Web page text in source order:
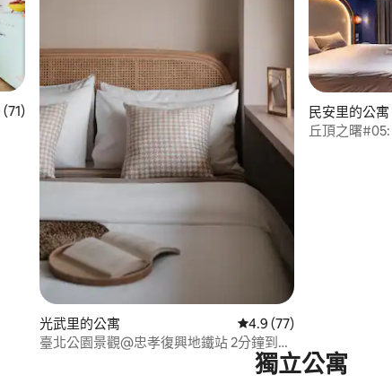
評價中獲得 4.99 的平均評分（滿分 5 分）
光武里的公寓 從 77 則評價中獲得 4.9 的
4.9 (77)
臺北公園景觀@忠孝復興地鐵站 2分鐘到崇
民安里的公寓
丘頂之曙
獨立公寓